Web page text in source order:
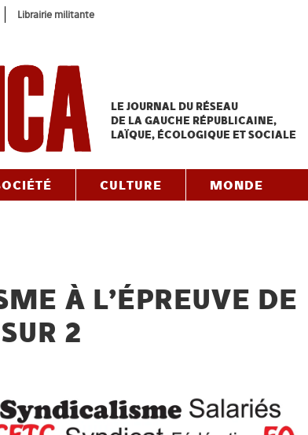
Librairie militante
LE JOURNAL DU RÉSEAU
DE LA GAUCHE RÉPUBLICAINE,
LAÏQUE, ÉCOLOGIQUE ET SOCIALE
CULTURE MONDE
À L’ÉPREUVE DE
2